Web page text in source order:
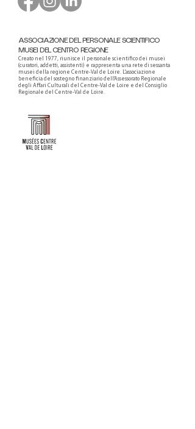
ASSOCIAZIONE DEL PERSONALE SCIENTIFICO
MUSEI DEL CENTRO REGIONE
Creato nel 1977, riunisce il personale scientifico dei musei
(curatori, addetti, assistenti) e rappresenta una rete di sessanta
musei della regione Centre-Val de Loire. L'associazione
beneficia del sostegno finanziario dell'Assessorato Regionale
degli Affari Culturali del Centre-Val de Loire e del Consiglio
Regionale del Centre-Val de Loire.